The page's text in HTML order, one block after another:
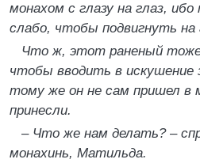
монахом с глазу на глаз,
слабо, чтобы подвигнуть на
Что ж, этот раненый
чтобы вводить в искушение
тому же он не сам пришел в
принесли.
– Что же нам делать?–
монахинь, Матильда.